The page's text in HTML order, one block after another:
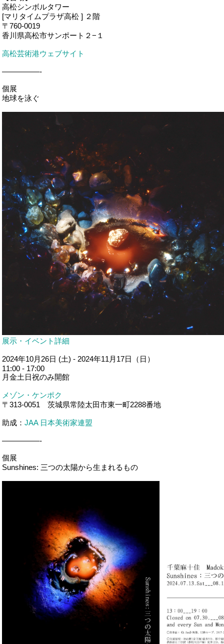
高松シンボルタワー
[マリタイムプラザ高松 ] ２階
〒760-0019
香川県高松市サンポート２−１
高松芸術港ウェブサイト
—————-
個展
地球を泳ぐ
展示・イベント詳細
2024年10月26日 (土) - 2024年11月17日（日）
11:00 - 17:00
月金土日祝のみ開館
メゾン・ケンポク
〒313-0051 茨城県常陸太田市東一町2288番地
助成： JAA 日本美術家連盟
—————-
個展
Sunshines: 三つの太陽から生まれるもの